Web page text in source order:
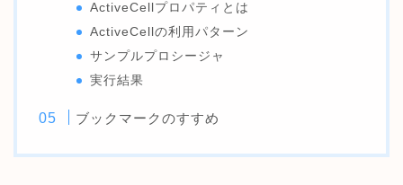
ActiveCellプロパティとは
ActiveCellの利用パターン
サンプルプロシージャ
実行結果
ブックマークのすすめ